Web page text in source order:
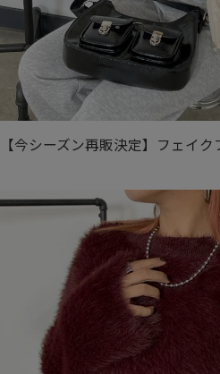
【今シーズン再販決定】フェイ